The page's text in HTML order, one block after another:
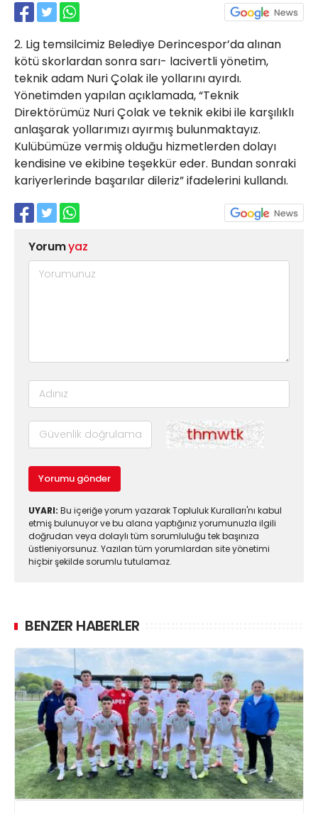
2. Lig temsilcimiz Belediye Derincespor’da alınan
kötü skorlardan sonra sarı- lacivertli yönetim,
teknik adam Nuri Çolak ile yollarını ayırdı.
Yönetimden yapılan açıklamada, “Teknik
Direktörümüz Nuri Çolak ve teknik ekibi ile karşılıklı
anlaşarak yollarımızı ayırmış bulunmaktayız.
Kulübümüze vermiş olduğu hizmetlerden dolayı
kendisine ve ekibine teşekkür eder. Bundan sonraki
kariyerlerinde başarılar dileriz” ifadelerini kullandı.
Yorumyaz
Yorumu gönder
UYARI: Bu içeriğe yorum yazarak Topluluk Kuralları'nı kabul
etmiş bulunuyor ve bu alana yaptığınız yorumunuzla ilgili
doğrudan veya dolaylı tüm sorumluluğu tek başınıza
üstleniyorsunuz. Yazılan tüm yorumlardan site yönetimi
hiçbir şekilde sorumlu tutulamaz.
BENZER HABERLER
02624132333
haber@golcukpostasi.com